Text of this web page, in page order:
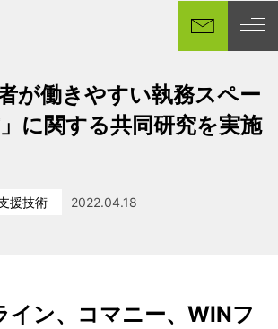
が働きやすい執務スペー
に関する共同研究を実施
テゴリー
援技術
投稿日
2022.04.18
イン、コマニー、WINフ